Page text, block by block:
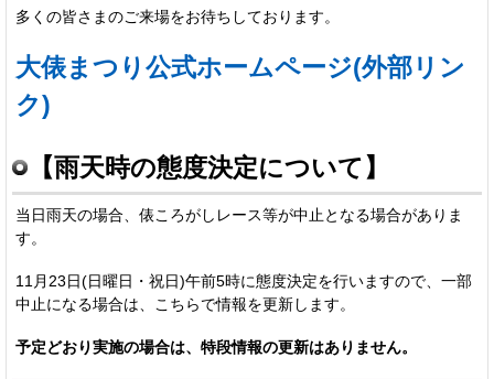
多くの皆さまのご来場をお待ちしております。
大俵まつり公式ホームページ(外部リン
ク)
【雨天時の態度決定について】
当日雨天の場合、俵ころがしレース等が中止となる場合がありま
す。
11月23日(日曜日・祝日)午前5時に態度決定を行いますので、一部
中止になる場合は、こちらで情報を更新します。
予定どおり実施の場合は、特段情報の更新はありません。